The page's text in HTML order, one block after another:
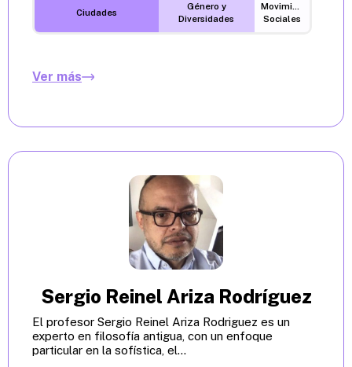
Ciudades
Género y
Diversidades
Movimientos
Sociales
Ver más
Sergio Reinel Ariza Rodríguez
El profesor Sergio Reinel Ariza Rodriguez es un
experto en filosofía antigua, con un enfoque
particular en la sofística, el...